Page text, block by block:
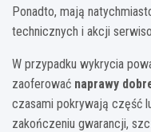
Ponadto, mają
technicznych i akcji
W przypadku wykrycia
zaoferować naprawy
czasami pokrywają część
zakończeniu gwarancji,